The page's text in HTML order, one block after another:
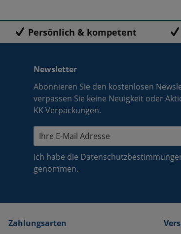
Persönlich & kompetent
Newsletter
Abonnieren Sie den kostenlosen
verpassen Sie keine Neuigkeit oder
KK Verpackungen.
Ich habe die
genommen.
Zahlungsarten